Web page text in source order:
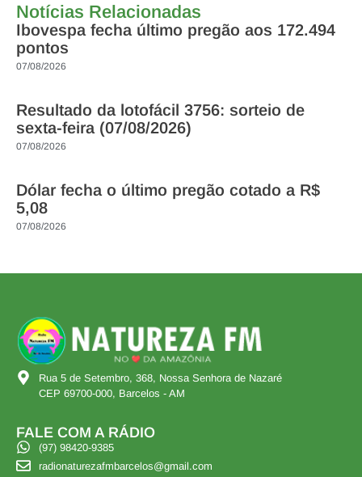
Notícias Relacionadas
Ibovespa fecha último pregão aos 172.494
pontos
07/08/2026
Resultado da lotofácil 3756: sorteio de
sexta-feira (07/08/2026)
07/08/2026
Dólar fecha o último pregão cotado a R$
5,08
07/08/2026
Rua 5 de Setembro, 368, Nossa Senhora de Nazaré
CEP 69700-000, Barcelos - AM
FALE COM A RÁDIO
(97) 98420-9385
radionaturezafmbarcelos@gmail.com